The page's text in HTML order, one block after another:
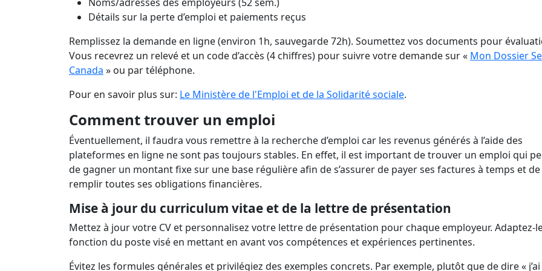
Détails sur la perte d’emploi et paiements reçus
Remplissez la demande en ligne (environ 1h, sauvegarde 72h). Soumettez vos documents pour
Vous recevrez un relevé et un code d’accès (4 chiffres) pour suivre votre demande sur « Mon Dossier
Canada » ou par téléphone.
Pour en savoir plus sur: Le Ministère de l'Emploi et de la Solidarité sociale.
Comment trouver un emploi
Éventuellement, il faudra vous remettre à la recherche d’emploi car les revenus générés à l’aide des
plateformes en ligne ne sont pas toujours stables. En effet, il est important de trouver un emploi qui
de gagner un montant fixe sur une base régulière afin de s’assurer de payer ses factures à temps et de
remplir toutes ses obligations financières.
Mise à jour du curriculum vitae et de la lettre de présentation
Mettez à jour votre CV et personnalisez votre lettre de présentation pour chaque employeur. Adaptez-
fonction du poste visé en mettant en avant vos compétences et expériences pertinentes.
Évitez les formules générales et privilégiez des exemples concrets. Par exemple, plutôt que de dire «